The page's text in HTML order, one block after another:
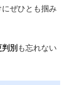
にぜひとも掴み
別 も忘れない